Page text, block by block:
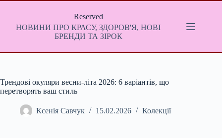
Перейти
Reserved
НОВИНИ ПРО КРАСУ, ЗДОРОВ'Я, НОВІ
БРЕНДИ ТА ЗІРОК
Трендові окуляри весни-літа 2026: 6 варіантів, що
перетворять ваш стиль
Ксенія Савчук 15.02.2026 Колекції